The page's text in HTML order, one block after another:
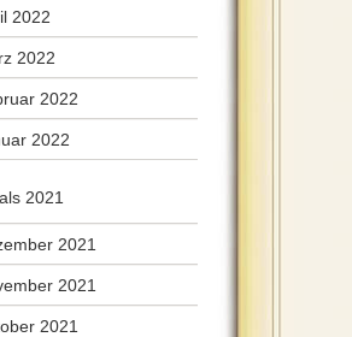
2022
2022
2022
2022
2021
2021
2021
2021